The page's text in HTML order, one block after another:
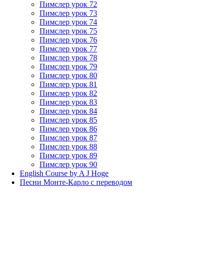
Пимслер урок 72
Пимслер урок 73
Пимслер урок 74
Пимслер урок 75
Пимслер урок 76
Пимслер урок 77
Пимслер урок 78
Пимслер урок 79
Пимслер урок 80
Пимслер урок 81
Пимслер урок 82
Пимслер урок 83
Пимслер урок 84
Пимслер урок 85
Пимслер урок 86
Пимслер урок 87
Пимслер урок 88
Пимслер урок 89
Пимслер урок 90
English Course by A J Hoge
Песни Монте-Карло с переводом